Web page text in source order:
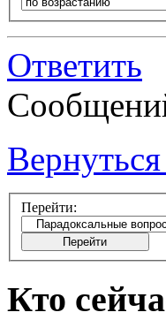
Ответить
Перейти:
Кто